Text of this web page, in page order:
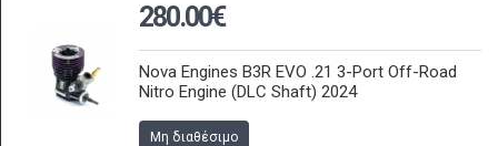
280.00€
Nova Engines B3R EVO .21 3-Port Off-Road
Nitro Engine (DLC Shaft) 2024
Μη διαθέσιμο